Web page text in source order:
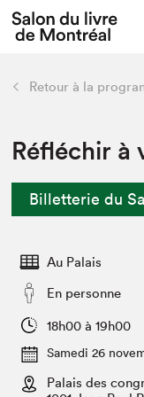
Espace médias
Espace
Tout sur
Actualités
Vidéos et
Club de
retour
Édition 2022
Nous connaître
Projets
Archives
Liens pratiques
Retour à la
Réfléchir à
Billetterie du
Au Palais
En personne
18h00 à 19h00
Samedi 26
Palais des